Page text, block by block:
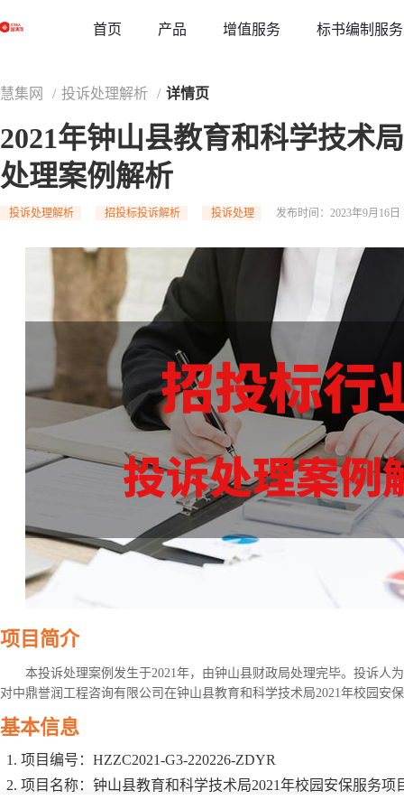
首页 产品 增值服务 标书编制服务
慧集网 / 投诉处理解析 / 详情页
2021年钟山县教育和科学技术
处理案例解析
投诉处理解析 招投标投诉解析 投诉处理 发布时间：2023年9月16日
项目简介
本投诉处理案例发生于2021年，由钟山县财政局处理完毕。投诉人
对中鼎誉润工程咨询有限公司在钟山县教育和科学技术局2021年校园安
基本信息
项目编号：HZZC2021-G3-220226-ZDYR
项目名称：钟山县教育和科学技术局2021年校园安保服务项